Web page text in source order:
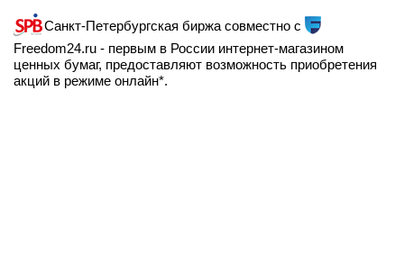
Санкт-Петербургская биржа совместно с
Freedom24.ru - первым в России интернет-магазином
ценных бумаг, предоставляют возможность приобретения
акций в режиме онлайн*.